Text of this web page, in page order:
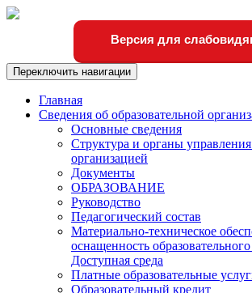
Версия для
Переключить навигации
Главная
Сведения об образовательной
Основные сведения
Структура и органы управления
организацией
Документы
ОБРАЗОВАНИЕ
Руководство
Педагогический состав
Материально-техническое
оснащенность
Доступная среда
Платные образовательные
Образовательный кредит